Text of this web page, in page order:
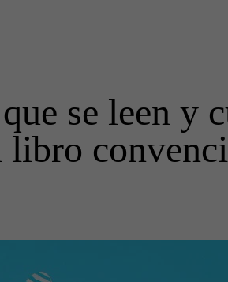
se leen y